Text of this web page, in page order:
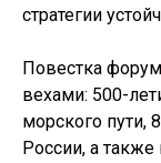
стратегии
Повестка
вехами: 500-
морского пути,
России, а